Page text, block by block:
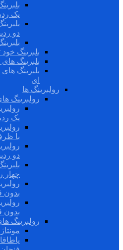
یک
دو
بلبرینگ خود
بلبرینگ
بلبرینگ
ای
رولبرینگ ها
رولبرینگ
یک
با
دو
چهار
بدون
بدون
رولبرینگ